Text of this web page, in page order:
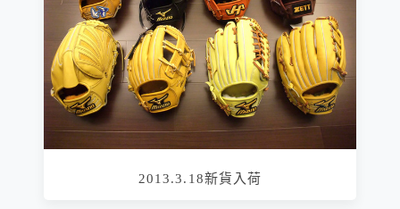
2013.3.18新貨入荷